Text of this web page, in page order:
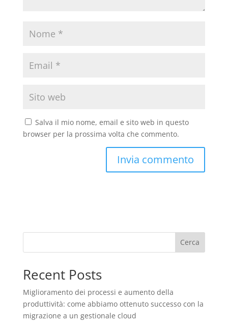
Salva il mio nome, email e sito web in questo
browser per la prossima volta che commento.
Cerca
Recent Posts
Miglioramento dei processi e aumento della
produttività: come abbiamo ottenuto successo con la
migrazione a un gestionale cloud